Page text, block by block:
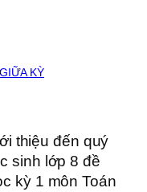
KỲ
thiệu đến quý
sinh lớp 8 đề
kỳ 1 môn Toán